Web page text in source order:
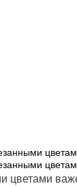
цветами